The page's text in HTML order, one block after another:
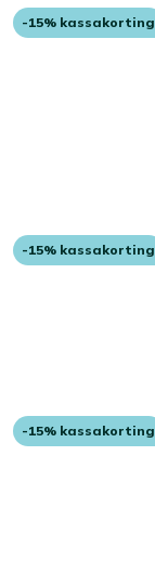
-15% kassakorting
-15% kassakorting
-15% kassakorting